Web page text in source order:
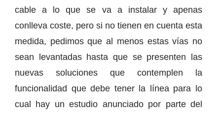
cable a lo que se va a instalar y apenas
conlleva coste, pero si no tienen en cuenta esta
medida, pedimos que al menos estas vías no
sean levantadas hasta que se presenten las
nuevas soluciones que contemplen la
funcionalidad que debe tener la línea para lo
cual hay un estudio anunciado por parte del